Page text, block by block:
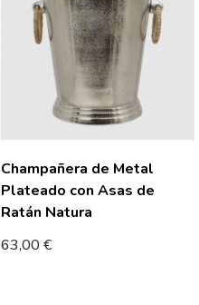
Champañera de Metal
Plateado con Asas de
Ratán Natura
63,00€